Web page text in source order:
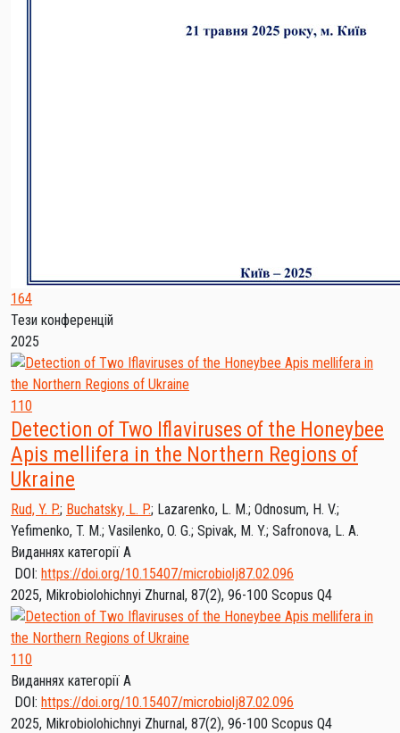
164
Тези конференцій
2025
110
Detection of Two Iflaviruses of the Honeybee
Apis mellifera in the Northern Regions of
Ukraine
Rud, Y. P.; Buchatsky, L. P.; Lazarenko, L. M.; Odnosum, H. V.;
Yefimenko, T. M.; Vasilenko, O. G.; Spivak, M. Y.; Safronova, L. A.
Виданнях категорії А
DOI: https://doi.org/10.15407/microbiolj87.02.096
2025, Mikrobiolohichnyi Zhurnal, 87(2), 96-100 Scopus Q4
110
Виданнях категорії А
DOI: https://doi.org/10.15407/microbiolj87.02.096
2025, Mikrobiolohichnyi Zhurnal, 87(2), 96-100 Scopus Q4